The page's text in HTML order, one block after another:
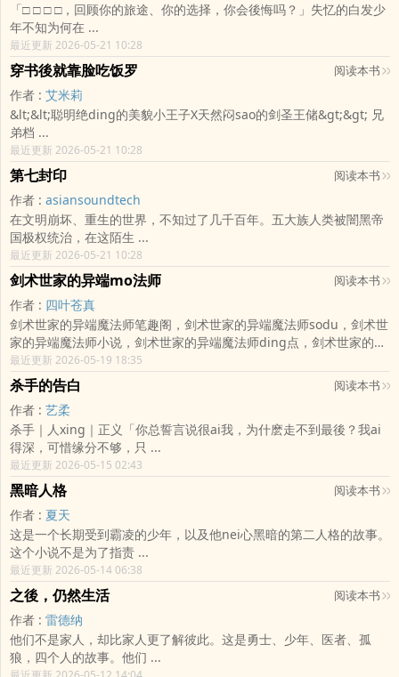
「□ □ □ □，回顾你的旅途、你的选择，你会後悔吗？」失忆的白发少
年不知为何在 ...
最近更新 2026-05-21 10:28
穿书後就靠脸吃饭罗 阅读本书
作者 : 艾米莉
&lt;&lt;聪明绝ding的美貌小王子X天然闷sao的剑圣王储&gt;&gt; 兄
弟档 ...
最近更新 2026-05-21 10:28
第七封印 阅读本书
作者 : asiansoundtech
在文明崩坏、重生的世界，不知过了几千百年。五大族人类被闇黑帝
国极权统治，在这陌生 ...
最近更新 2026-05-21 10:28
剑术世家的异端mo法师 阅读本书
作者 : 四叶苍真
剑术世家的异端魔法师笔趣阁，剑术世家的异端魔法师sodu，剑术世
家的异端魔法师小说，剑术世家的异端魔法师ding点，剑术世家的异
端魔法师四叶苍真， 我转生在一个以剑闻名的世家。由剑神:温尔贝
尼&;克列特创立的温尔贝尼家族代代以剑术 ...
最近更新 2026-05-19 18:35
杀手的告白 阅读本书
作者 : 艺柔
杀手｜人xing｜正义「你总誓言说很ai我，为什麽走不到最後？我ai
得深，可惜缘分不够，只 ...
最近更新 2026-05-15 02:43
黑暗人格 阅读本书
作者 : 夏天
这是一个长期受到霸凌的少年，以及他nei心黑暗的第二人格的故事。
这个小说不是为了指责 ...
最近更新 2026-05-14 06:38
之後，仍然生活 阅读本书
作者 : 雷德纳
他们不是家人，却比家人更了解彼此。这是勇士、少年、医者、孤
狼，四个人的故事。他们 ...